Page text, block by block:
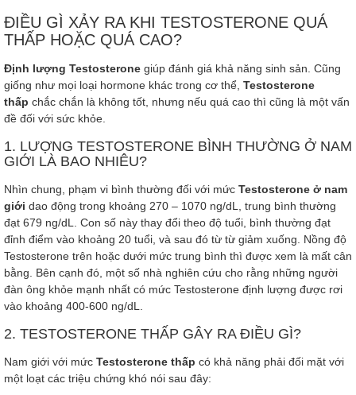
ĐIỀU GÌ XẢY RA KHI TESTOSTERONE QUÁ
THẤP HOẶC QUÁ CAO?
Định lượng Testosterone giúp đánh giá khả năng sinh sản. Cũng
giống như mọi loại hormone khác trong cơ thể, Testosterone
thấp chắc chắn là không tốt, nhưng nếu quá cao thì cũng là một vấn
đề đối với sức khỏe.
1. LƯỢNG TESTOSTERONE BÌNH THƯỜNG Ở NAM
GIỚI LÀ BAO NHIÊU?
Nhìn chung, phạm vi bình thường đối với mức Testosterone ở nam
giới dao động trong khoảng 270 – 1070 ng/dL, trung bình thường
đạt 679 ng/dL. Con số này thay đổi theo độ tuổi, bình thường đạt
đỉnh điểm vào khoảng 20 tuổi, và sau đó từ từ giảm xuống. Nồng độ
Testosterone trên hoặc dưới mức trung bình thì được xem là mất cân
bằng. Bên cạnh đó, một số nhà nghiên cứu cho rằng những người
đàn ông khỏe mạnh nhất có mức Testosterone định lượng được rơi
vào khoảng 400-600 ng/dL.
2. TESTOSTERONE THẤP GÂY RA ĐIỀU GÌ?
Nam giới với mức Testosterone thấp có khả năng phải đối mặt với
một loạt các triệu chứng khó nói sau đây: